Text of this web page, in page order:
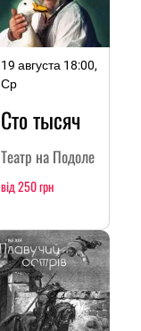
19 августа 18:00,
Ср
Сто тысяч
Театр на Подоле
від 250 грн